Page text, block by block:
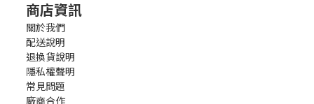
商店資訊
關於我們
配送說明
退換貨說明
隱私權聲明
常見問題
廠商合作